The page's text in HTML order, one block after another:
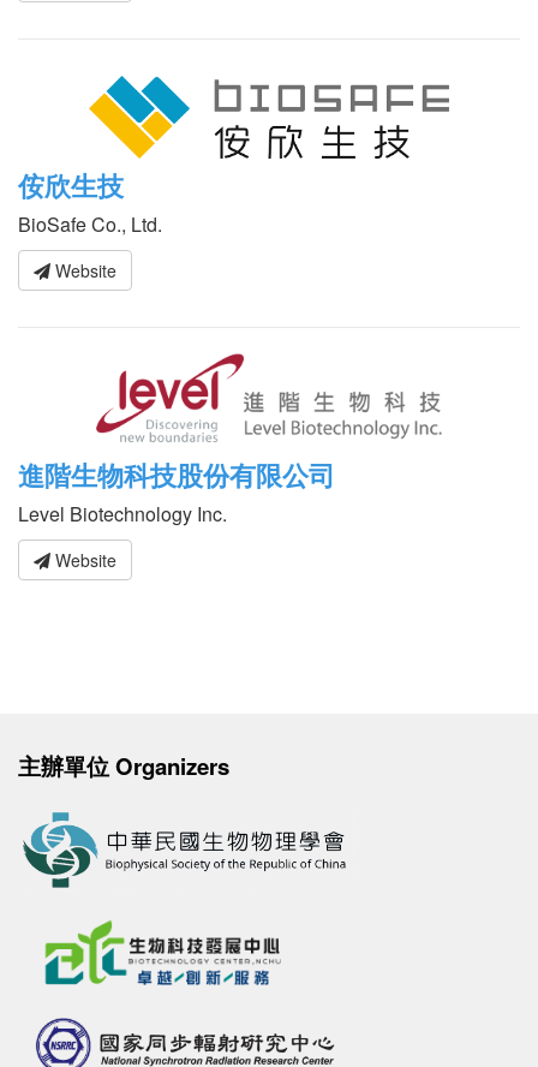
侒欣生技
BioSafe Co., Ltd.
Website
進階生物科技股份有限公司
Level Biotechnology Inc.
Website
主辦單位 Organizers